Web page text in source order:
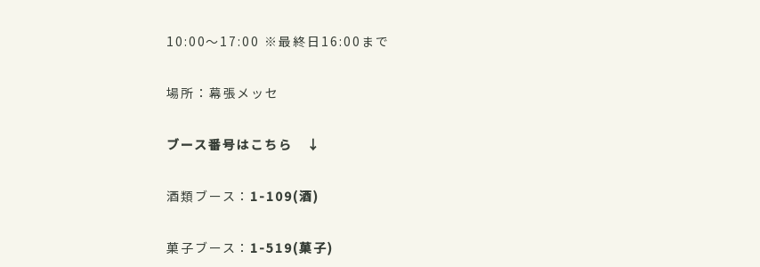
10:00～17:00 ※最終日16:00まで
場所：幕張メッセ
ブース番号はこちら ↓
酒類ブース： 1-109(酒)
菓子ブース： 1-519(菓子)